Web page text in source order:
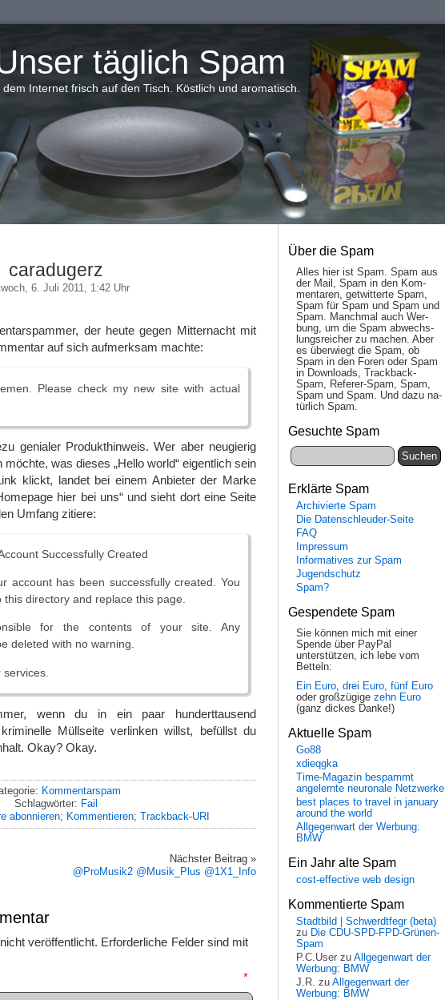
täglich Spam
dem Internet frisch auf den Tisch. Köstlich und aromatisch.
caradugerz
6. Juli 2011, 1:42 Uhr
der heute gegen Mitternacht mit
auf sich aufmerksam machte:
Please check my new site with actual
genialer Produkthinweis. Wer aber neugierig
was dieses „Hello world“ eigentlich sein
klickt, landet bei einem Anbieter der Marke
hier bei uns“ und sieht dort eine Seite
Umfang zitiere:
Successfully Created
account has been successfully created. You
this directory and replace this page.
for the contents of your site. Any
deleted with no warning.
wenn du in ein paar hunderttausend
Müllseite verlinken willst, befüllst du
Okay? Okay.
Kommentarspam
Schlagwörter: Fail
abonnieren; Kommentieren; Trackback-URI
Nächster Beitrag »
@ProMusik2 @Musik_Plus @1X1_Info
veröffentlicht. Erforderliche Felder sind mit
*
Über die Spam
Alles hier ist Spam. Spam aus
der Mail, Spam in den Kom­
men­taren, ge­twit­ter­te Spam,
Spam für Spam und Spam und
Spam. Manch­mal auch Wer­
bung, um die Spam ab­wechs­
lungs­reich­er zu mach­en. Aber
es über­wiegt die Spam, ob
Spam in den Fo­ren oder Spam
in Down­loads, Track­back-
Spam, Re­fe­rer-Spam, Spam,
Spam und Spam. Und da­zu na­
tür­lich Spam.
Gesuchte Spam
Erklärte Spam
Archivierte Spam
Die Datenschleuder-Seite
FAQ
Impressum
Informatives zur Spam
Jugendschutz
Spam?
Gespendete Spam
Sie können mich mit einer
Spende über PayPal
unterstützen, ich lebe vom
Betteln:
Ein Euro, drei Euro, fünf Euro
oder großzügige zehn Euro
(ganz dickes Danke!)
Aktuelle Spam
Go88
xdieqgka
Time-Magazin bespammt
angelernte neuronale Netzwerke
best places to travel in january
around the world
Allgegenwart der Werbung:
BMW
Ein Jahr alte Spam
cost-effective web design
Kommentierte Spam
Stadtbild | Schwerdtfegr (beta)
zu Die CDU-SPD-FPD-Grünen-
Spam
P.C.User zu Allgegenwart der
Werbung: BMW
J.R. zu Allgegenwart der
Werbung: BMW